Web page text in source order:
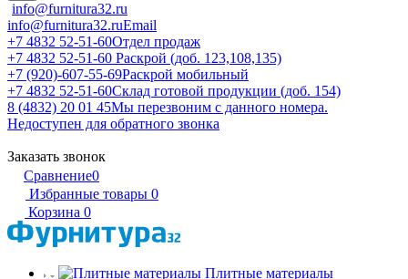
info@furnitura32.ru
info@furnitura32.ruEmail
+7 4832 52-51-60Отдел продаж
+7 4832 52-51-60 Раскрой (доб. 123,108,135)
+7 (920)-607-55-69Раскрой мобильный
+7 4832 52-51-60Склад готовой продукции (доб. 154)
8 (4832) 20 01 45Мы перезвоним с данного номера.
Недоступен для обратного звонка
Заказать звонок
Сравнение0
Избранные товары 0
Корзина 0
Плитные материалы